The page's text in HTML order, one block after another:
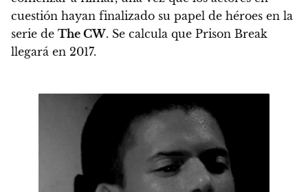
cuestión hayan finalizado su papel de héroes en la
serie de The CW. Se calcula que Prison Break
llegará en 2017.